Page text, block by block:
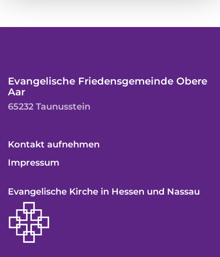
Evangelische Friedensgemeinde Obere
Aar
65232 Taunusstein
Kontakt aufnehmen
Impressum
Evangelische Kirche in Hessen und Nassau